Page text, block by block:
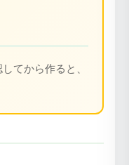
てから作ると、